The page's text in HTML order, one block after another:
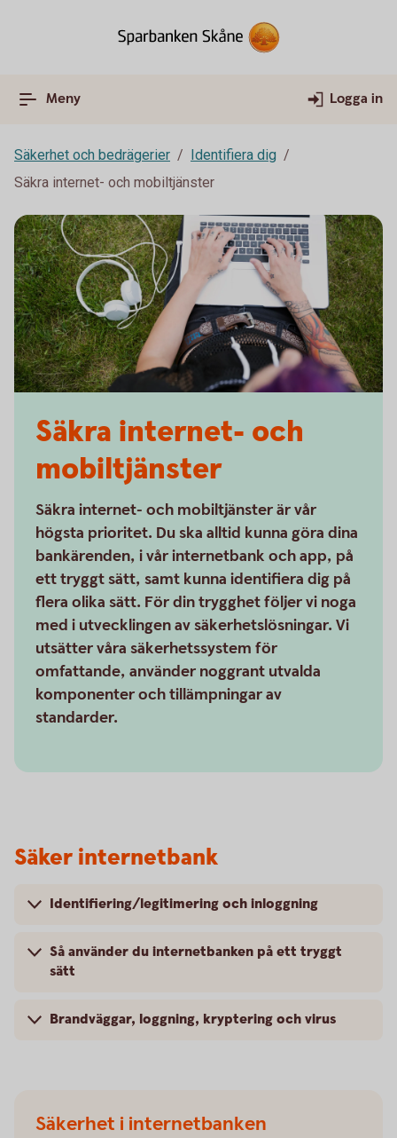
Meny Logga in
Säkerhet och bedrägerier
Identifiera dig
Säkra internet- och mobiltjänster
Säkra internet- och
mobiltjänster
Säkra internet- och mobiltjänster är vår
högsta prioritet. Du ska alltid kunna göra dina
bankärenden, i vår internetbank och app, på
ett tryggt sätt, samt kunna identifiera dig på
flera olika sätt. För din trygghet följer vi noga
med i utvecklingen av säkerhetslösningar. Vi
utsätter våra säkerhetssystem för
omfattande, använder noggrant utvalda
komponenter och tillämpningar av
standarder.
Säker internetbank
Identifiering/legitimering och inloggning
Så använder du internetbanken på ett tryggt
sätt
Brandväggar, loggning, kryptering och virus
Säkerhet i internetbanken